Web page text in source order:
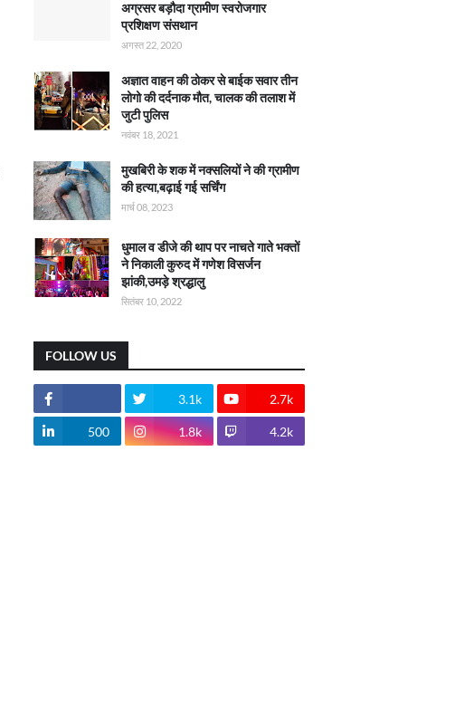
अग्रसर बड़ौदा ग्रामीण स्वरोजगार
प्रशिक्षण संसथान
अगस्त 22, 2020
अज्ञात वाहन की ठोकर से बाईक सवार तीन
लोगो की दर्दनाक मौत, चालक की तलाश में
जुटी पुलिस
नवंबर 18, 2021
मुखबिरी के शक में नक्सलियों ने की ग्रामीण
की हत्या,बढ़ाई गई सर्चिंग
मार्च 08, 2023
धुमाल व डीजे की थाप पर नाचते गाते भक्तों
ने निकाली कुरुद में गणेश विसर्जन
झांकी,उमड़े श्रद्धालु
सितंबर 10, 2022
FOLLOW US
3.1k 2.7k
500 1.8k 4.2k